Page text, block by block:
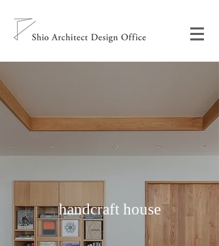
handcraft house